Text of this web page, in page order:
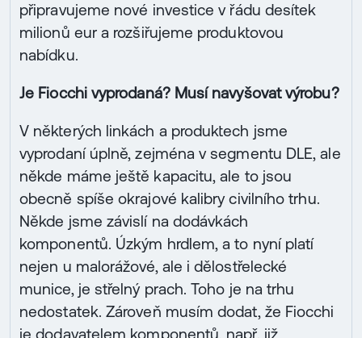
připravujeme nové investice v řádu desítek
milionů eur a rozšiřujeme produktovou
nabídku.
Je Fiocchi vyprodaná? Musí navyšovat výrobu?
V některých linkách a produktech jsme
vyprodaní úplně, zejména v segmentu DLE, ale
někde máme ještě kapacitu, ale to jsou
obecně spíše okrajové kalibry civilního trhu.
Někde jsme závislí na dodávkách
komponentů. Úzkým hrdlem, a to nyní platí
nejen u malorážové, ale i dělostřelecké
munice, je střelný prach. Toho je na trhu
nedostatek. Zároveň musím dodat, že Fiocchi
je dodavatelem komponentů, např. již